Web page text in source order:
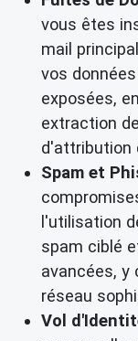
vous êtes
mail
vos
exposées,
extraction
d'attribution
Spam et
l'utilisation
spam ciblé
avancées, y
réseau
Vol